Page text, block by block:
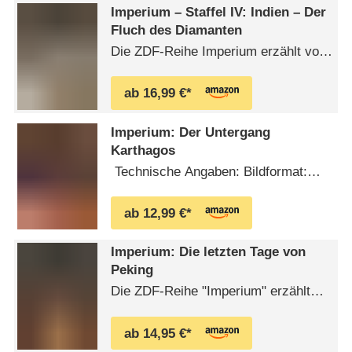
Macht, für die die Historiker
unterschiedlichste Erklärungen
bestehend aus: DVD 1 (DVD19959) -
BAGDAD: DAS WELTREICH DER …
Imperium – Staffel IV: Indien – Der
Fluch des Diamanten
Die ZDF-Reihe Imperium erzählt vom
Maximilian Schell berichtet von der
Vergänglichkeit des Ruhmes und der
Macht, für die die Historiker
unterschiedlichste Erklärungen
anbieten. INDIEN DER FLUCH DES
DIAMANTEN In ihren besten Zeiten
beherrschten sechshundert …
ab 16,99 €*
Imperium: Der Untergang
Karthagos
Technische Angaben: Bildformat:
(Stereo)Ländercode: 2Extras:
Gezielter Menü-Zugriff auf 7
Einzelthemen
ab 12,99 €*
Imperium: Die letzten Tage von
Peking
Die ZDF-Reihe "Imperium" erzählt
Maximilian Schell berichtet von der
Vergänglichkeit des Ruhmes und der
ab 14,95 €*